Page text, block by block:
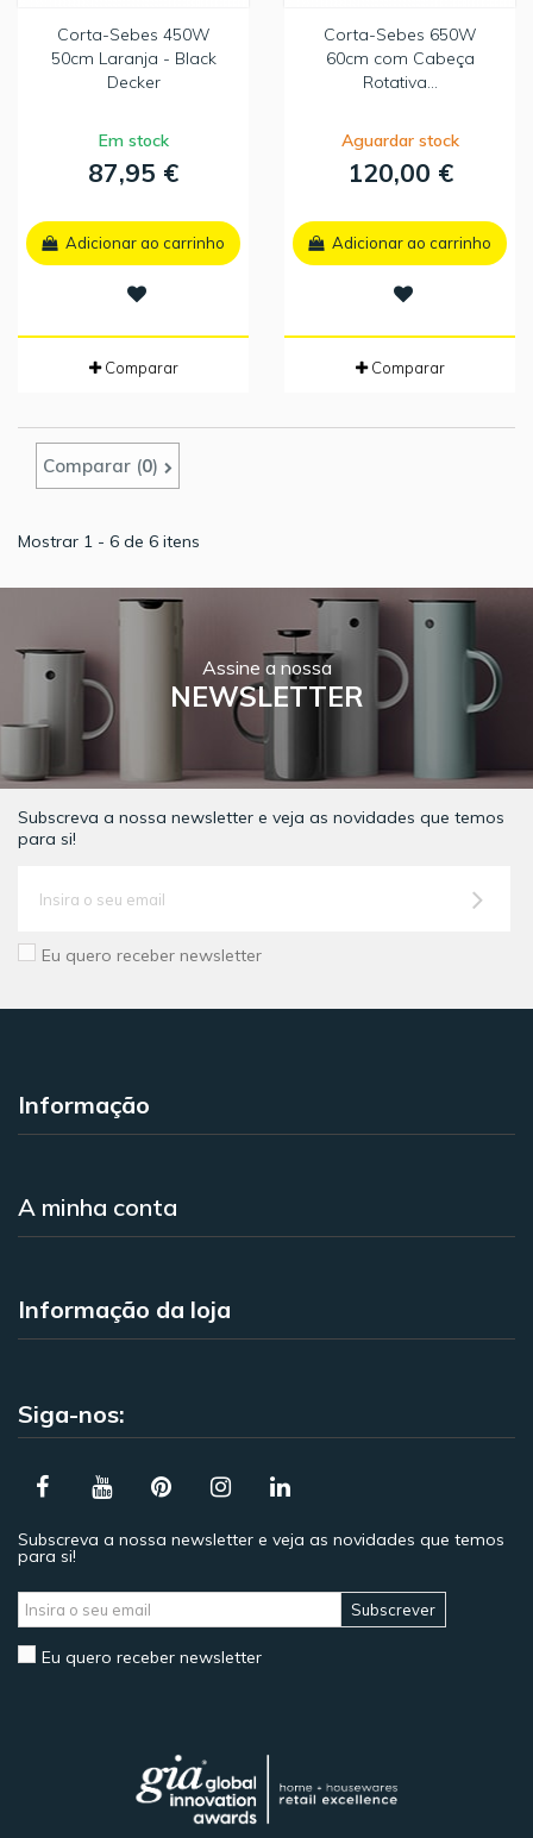
Corta-Sebes 450W
50cm Laranja - Black
Decker
Em stock
87,95 €
Adicionar ao carrinho
Comparar
Corta-Sebes 650W
60cm com Cabeça
Rotativa...
Aguardar stock
120,00 €
Adicionar ao carrinho
Comparar
Comparar (0)
Mostrar 1 - 6 de 6 itens
Assine a nossa
NEWSLETTER
Subscreva a nossa newsletter e veja as novidades que temos
para si!
Eu quero receber newsletter
Informação
A minha conta
Informação da loja
Siga-nos:
Subscreva a nossa newsletter e veja as novidades que temos
para si!
Subscrever
Eu quero receber newsletter